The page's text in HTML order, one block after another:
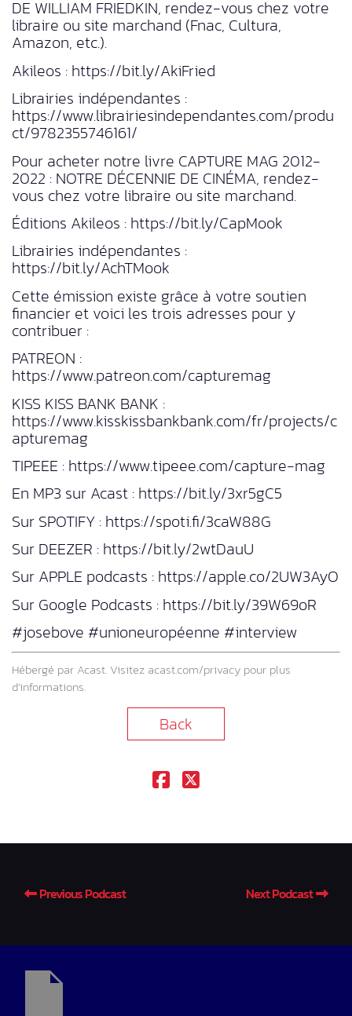
DE WILLIAM FRIEDKIN, rendez-vous chez votre
libraire ou site marchand (Fnac, Cultura,
Amazon, etc.).
Akileos : https://bit.ly/AkiFried
Librairies indépendantes :
https://www.librairiesindependantes.com/produ
ct/9782355746161/
Pour acheter notre livre CAPTURE MAG 2012-
2022 : NOTRE DÉCENNIE DE CINÉMA, rendez-
vous chez votre libraire ou site marchand.
Éditions Akileos : https://bit.ly/CapMook
Librairies indépendantes :
https://bit.ly/AchTMook
Cette émission existe grâce à votre soutien
financier et voici les trois adresses pour y
contribuer :
PATREON :
https://www.patreon.com/capturemag
KISS KISS BANK BANK :
https://www.kisskissbankbank.com/fr/projects/c
apturemag
TIPEEE : https://www.tipeee.com/capture-mag
En MP3 sur Acast : https://bit.ly/3xr5gC5
Sur SPOTIFY : https://spoti.fi/3caW88G
Sur DEEZER : https://bit.ly/2wtDauU
Sur APPLE podcasts : https://apple.co/2UW3AyO
Sur Google Podcasts : https://bit.ly/39W69oR
#josebove #unioneuropéenne #interview
Hébergé par Acast. Visitez acast.com/privacy pour plus
d’informations.
Back
Previous Podcast Next Podcast